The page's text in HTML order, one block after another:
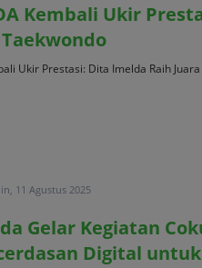
Kembali Ukir
Ukir Prestasi: Dita Imelda Raih
11 Agustus 2025
Gelar Kegiatan
Digital